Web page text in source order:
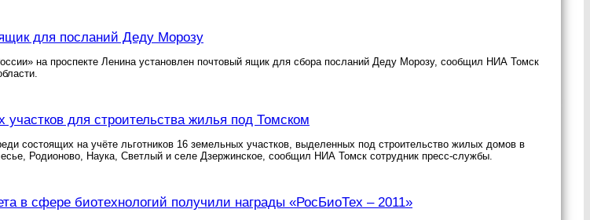
для посланий Деду Морозу
на проспекте Ленина установлен почтовый ящик для сбора посланий Деду Морозу, сообщил НИА Томск
участков для строительства жилья под Томском
состоящих на учёте льготников 16 земельных участков, выделенных под строительство жилых домов в
Родионово, Наука, Светлый и селе Дзержинское, сообщил НИА Томск сотрудник пресс-службы.
в сфере биотехнологий получили награды «РосБиоТех – 2011»